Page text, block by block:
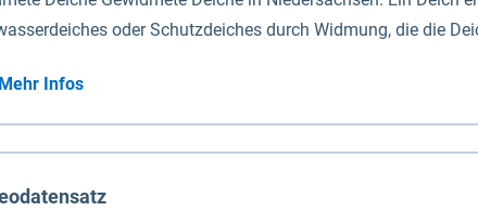
oder Schutzdeiches durch Widmung, die die
Deiche gelten die Bestimmungen des
Sperrwerke Sperrwerke sind Bauwerke mit Sperrvorrichtungen in Tidegewässern, die dem
eines Gebietes vor erhöhten Tiden, vor allem vor
Art erhält die Eigenschaft eines Sperrwerkes durch
Mehr Infos